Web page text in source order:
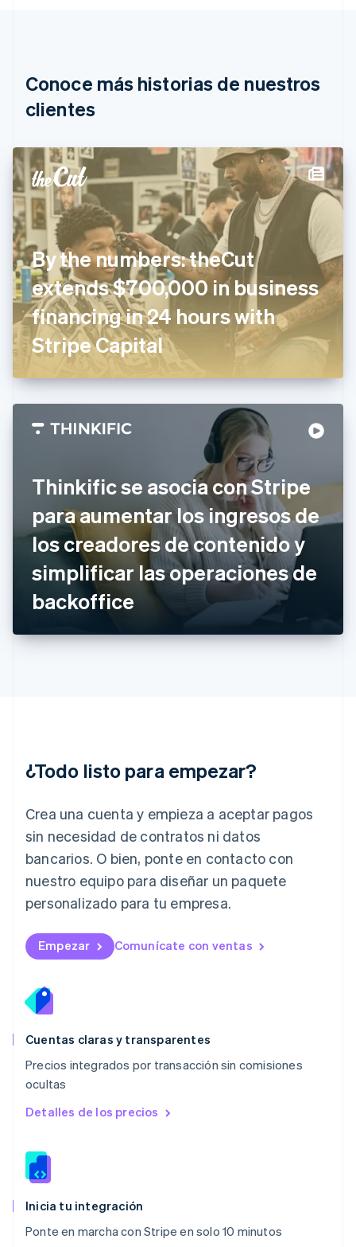
Conoce más historias de nuestros
clientes
By the numbers: theCut
extends $700,000 in business
financing in 24 hours with
Stripe Capital
Thinkific se asocia con Stripe
para aumentar los ingresos de
los creadores de contenido y
simplificar las operaciones de
backoffice
¿Todo listo para empezar?
Crea una cuenta y empieza a aceptar pagos
sin necesidad de contratos ni datos
bancarios. O bien, ponte en contacto con
nuestro equipo para diseñar un paquete
personalizado para tu empresa.
Empezar Comunícate con ventas
Cuentas claras y transparentes
Precios integrados por transacción sin comisiones
ocultas
Detalles de los precios
Inicia tu integración
Ponte en marcha con Stripe en solo 10 minutos
Bulgaria
English
Canadá
China continental
简体中文 English
Chipre
English
Croacia
English Italiano
Dinamarca
English
Emiratos Árabes Unidos
English
Eslovaquia
English
Eslovenia
English
España
EnglishEspañol简体中文
EnglishSvenska
FrançaisEnglish
Gibraltar
English
Grecia
English
Hungría
India
Letonia
English
Deutsch English
Lituania
English
Luxemburgo
FrançaisDeutsch English
English 简体中文
English
México
Noruega
English
English
NederlandsEnglish
Polonia
English
RAE de Hong Kong, China
Reino Unido
English
English